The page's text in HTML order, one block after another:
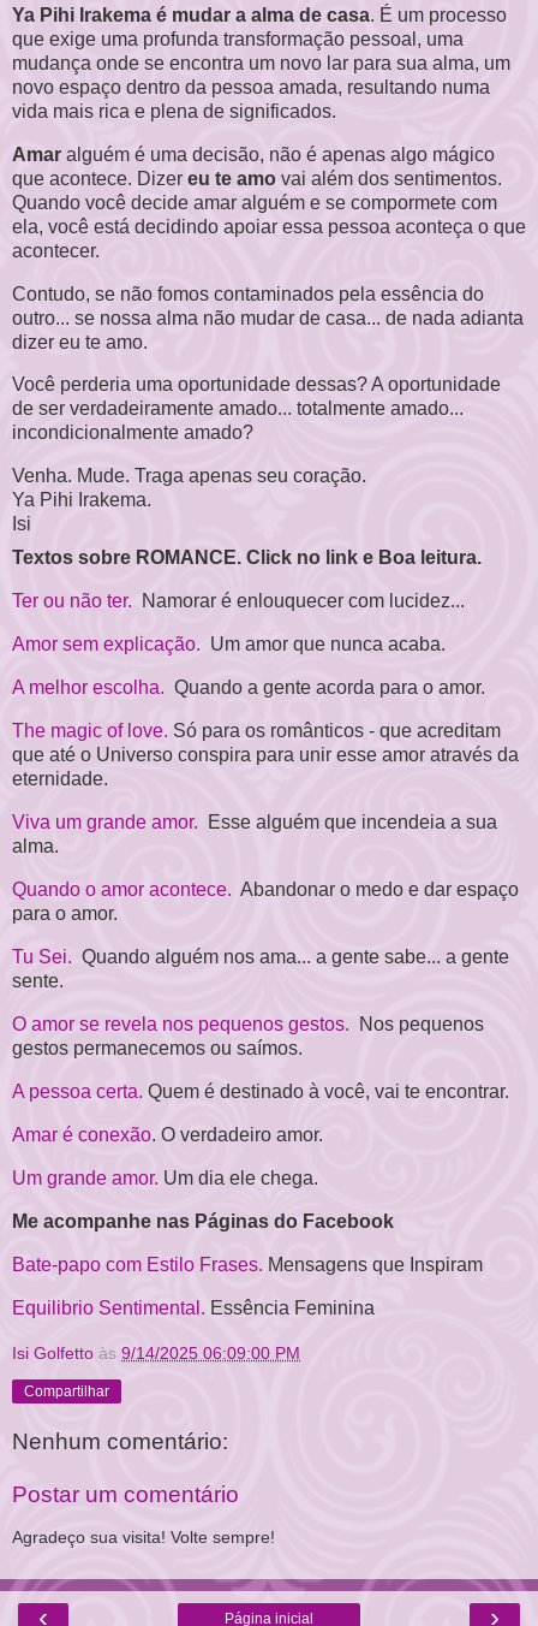
Ya Pihi Irakema é mudar a alma de casa. É um processo
que exige uma profunda transformação pessoal, uma
mudança onde se encontra um novo lar para sua alma, um
novo espaço dentro da pessoa amada, resultando numa
vida mais rica e plena de significados.
Amar alguém é uma decisão, não é apenas algo mágico
que acontece. Dizer eu te amo vai além dos sentimentos.
Quando você decide amar alguém e se compormete com
ela, você está decidindo apoiar essa pessoa aconteça o que
acontecer.
Contudo, se não fomos contaminados pela essência do
outro... se nossa alma não mudar de casa... de nada adianta
dizer eu te amo.
Você perderia uma oportunidade dessas? A oportunidade
de ser verdadeiramente amado... totalmente amado...
incondicionalmente amado?
Venha. Mude. Traga apenas seu coração.
Ya Pihi Irakema.
Isi
Textos sobre ROMANCE. Click no link e Boa leitura.
Ter ou não ter. Namorar é enlouquecer com lucidez...
Amor sem explicação. Um amor que nunca acaba.
A melhor escolha. Quando a gente acorda para o amor.
The magic of love. Só para os românticos - que acreditam
que até o Universo conspira para unir esse amor através da
eternidade.
Viva um grande amor. Esse alguém que incendeia a sua
alma.
Quando o amor acontece. Abandonar o medo e dar espaço
para o amor.
Tu Sei. Quando alguém nos ama... a gente sabe... a gente
sente.
O amor se revela nos pequenos gestos. Nos pequenos
gestos permanecemos ou saímos.
A pessoa certa. Quem é destinado à você, vai te encontrar.
Amar é conexão. O verdadeiro amor.
Um grande amor. Um dia ele chega.
Me acompanhe nas Páginas do Facebook
Bate-papo com Estilo Frases. Mensagens que Inspiram
Equilibrio Sentimental. Essência Feminina
Isi Golfetto às 9/14/2025 06:09:00 PM
Compartilhar
Nenhum comentário:
Postar um comentário
Agradeço sua visita! Volte sempre!
‹ ›
Página inicial